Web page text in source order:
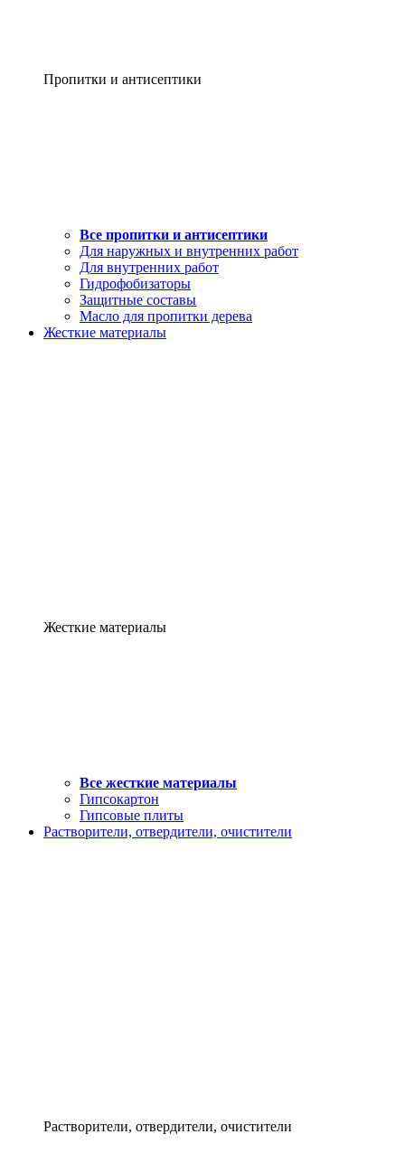
Пропитки и антисептики
Все пропитки и антисептики
Для наружных и внутренних работ
Для внутренних работ
Гидрофобизаторы
Защитные составы
Масло для пропитки дерева
Жесткие материалы
Жесткие материалы
Все жесткие материалы
Гипсокартон
Гипсовые плиты
Растворители, отвердители, очистители
Растворители, отвердители, очистители